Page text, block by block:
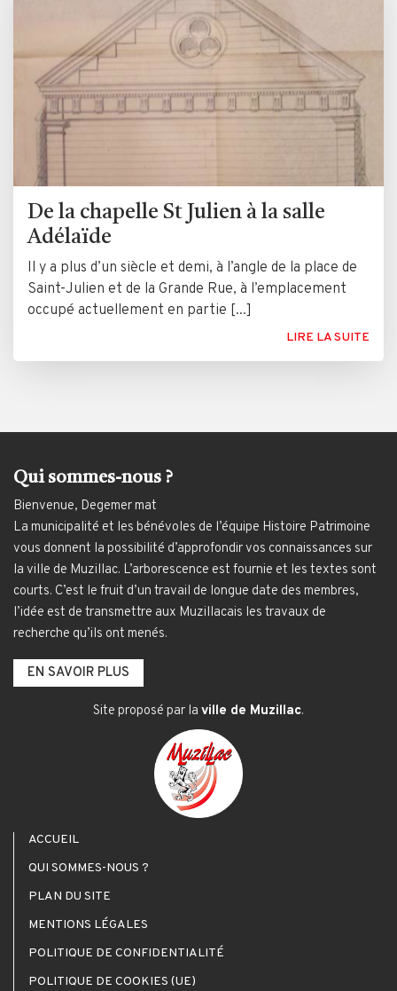
De la chapelle St Julien à la salle
Adélaïde
Il y a plus d’un siècle et demi, à l’angle de la place de
Saint-Julien et de la Grande Rue, à l’emplacement
occupé actuellement en partie [...]
LIRE LA SUITE
Qui sommes-nous ?
Bienvenue, Degemer mat
La municipalité et les bénévoles de l’équipe Histoire Patrimoine
vous donnent la possibilité d’approfondir vos connaissances sur
la ville de Muzillac. L’arborescence est fournie et les textes sont
courts. C’est le fruit d’un travail de longue date des membres,
l’idée est de transmettre aux Muzillacais les travaux de
recherche qu’ils ont menés.
EN SAVOIR PLUS
Site proposé par la ville de Muzillac.
ACCUEIL
QUI SOMMES-NOUS ?
PLAN DU SITE
MENTIONS LÉGALES
POLITIQUE DE CONFIDENTIALITÉ
POLITIQUE DE COOKIES (UE)